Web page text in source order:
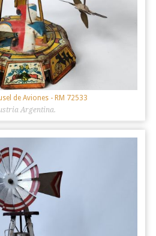
de Aviones - RM 72533
Argentina.